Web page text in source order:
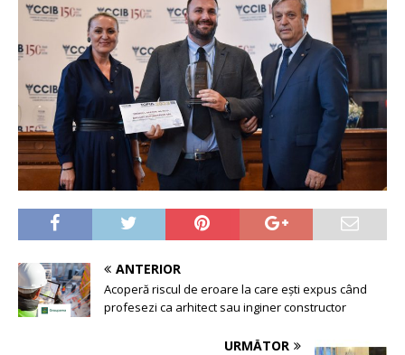
ANTERIOR
Acoperă riscul de eroare la care ești expus când
profesezi ca arhitect sau inginer constructor
URMĂTOR